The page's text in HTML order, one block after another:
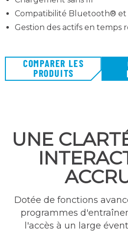
Compatibilité Bluetooth® et
Gestion des actifs en temps
COMPARER LES
PRODUITS
UNE
Dotée de fonctions
programmes
l'accès à un large